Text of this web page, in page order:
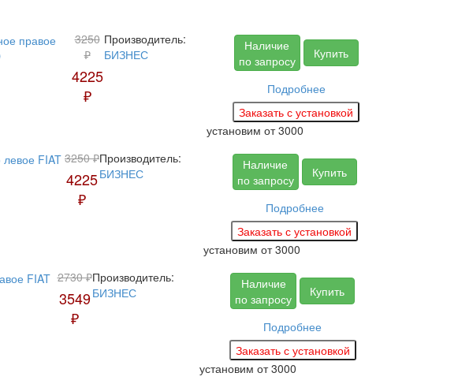
3250
₽
4225
₽
Производитель:
БИЗНЕС
Наличие
по запросу
Купить
Подробнее
установим от 3000
3250 ₽
4225
₽
Производитель:
БИЗНЕС
Наличие
по запросу
Купить
Подробнее
установим от 3000
2730 ₽
3549
₽
Производитель:
БИЗНЕС
Наличие
по запросу
Купить
Подробнее
установим от 3000